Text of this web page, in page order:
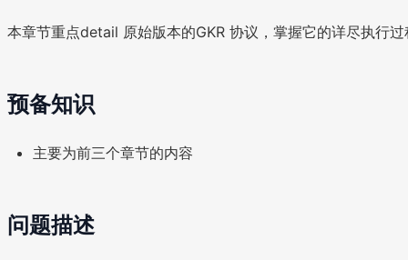
本章节重点detail 原始版本的GKR 协议，掌握它的详尽执行过
预备知识
主要为前三个章节的内容
问题描述